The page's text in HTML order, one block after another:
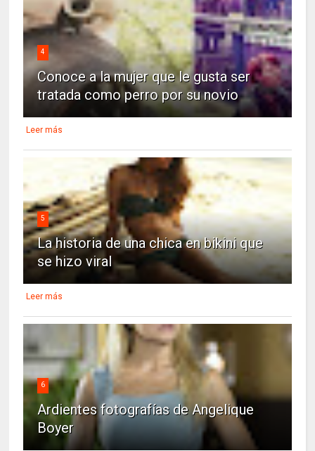
4
Conoce a la mujer que le gusta ser
tratada como perro por su novio
Leer más
5
La historia de una chica en bikini que
se hizo viral
Leer más
6
Ardientes fotografías de Angelique
Boyer